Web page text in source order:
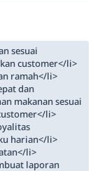
sesuai
customer</li>
ramah</li>
dan
makanan sesuai
li>
harian</li>
li>
laporan